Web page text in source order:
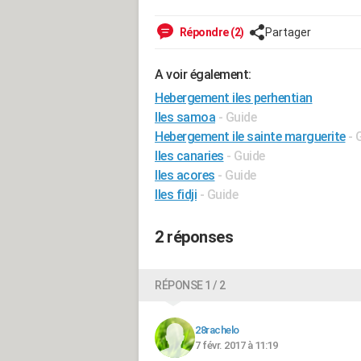
Répondre (2) Partager
A voir également:
Hebergement iles perhentian
Iles samoa - Guide
Hebergement ile sainte marguerite -
Iles canaries - Guide
Iles acores - Guide
Iles fidji - Guide
2 réponses
RÉPONSE 1 / 2
28rachelo
7 févr. 2017 à 11:19